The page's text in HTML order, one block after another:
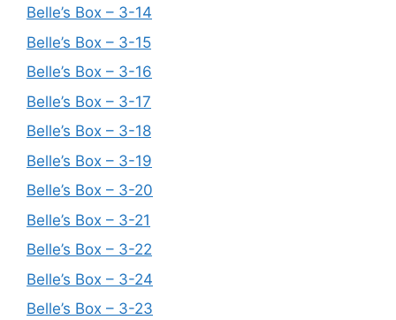
Belle’s Box – 3-14
Belle’s Box – 3-15
Belle’s Box – 3-16
Belle’s Box – 3-17
Belle’s Box – 3-18
Belle’s Box – 3-19
Belle’s Box – 3-20
Belle’s Box – 3-21
Belle’s Box – 3-22
Belle’s Box – 3-24
Belle’s Box – 3-23